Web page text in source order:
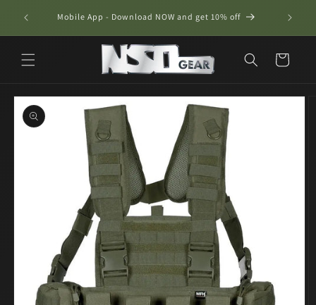
content
για Mobile App - Download NOW and get 10% off
Cart
Skip to
product
information